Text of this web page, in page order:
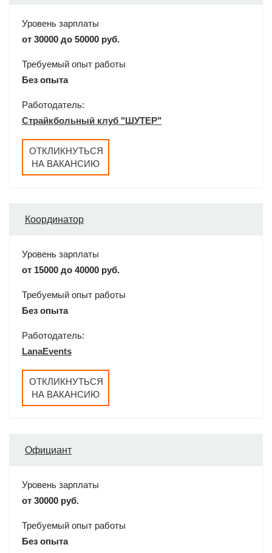
Уровень зарплаты
от 30000 до 50000 руб.
Требуемый опыт работы
Без опыта
Работодатель:
Страйкбольный клуб "ШУТЕР"
ОТКЛИКНУТЬСЯ
НА ВАКАНСИЮ
Координатор
Уровень зарплаты
от 15000 до 40000 руб.
Требуемый опыт работы
Без опыта
Работодатель:
LanaEvents
ОТКЛИКНУТЬСЯ
НА ВАКАНСИЮ
Официант
Уровень зарплаты
от 30000 руб.
Требуемый опыт работы
Без опыта